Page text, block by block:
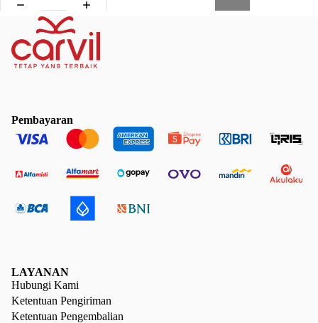
Pembayaran
LAYANAN
Hubungi Kami
Ketentuan Pengiriman
Ketentuan Pengembalian